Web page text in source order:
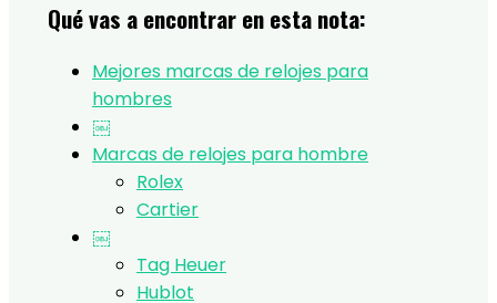
Qué vas a encontrar en esta nota:
Mejores marcas de relojes para
hombres
￼
Marcas de relojes para hombre
Rolex
Cartier
￼
Tag Heuer
Hublot